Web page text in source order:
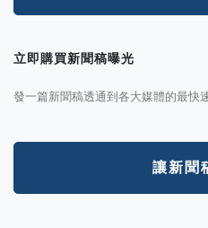
立即購買新聞稿曝光
發一篇新聞稿透通到各大媒體的最快
讓新聞